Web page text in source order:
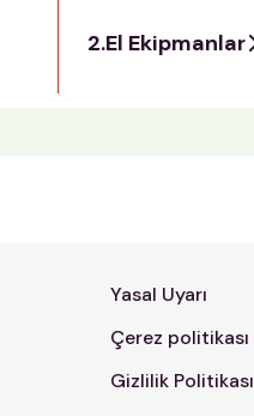
2.El Ekipmanlar
Yasal Uyarı
Çerez politikası
Gizlilik Politikası